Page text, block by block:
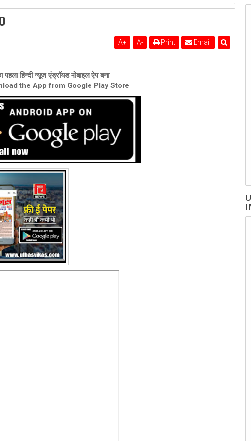
A+ A- Print Email
हिन्दी न्यूज एंड्रॉयड मोबाइल ऐप बना
the App from Google Play Store